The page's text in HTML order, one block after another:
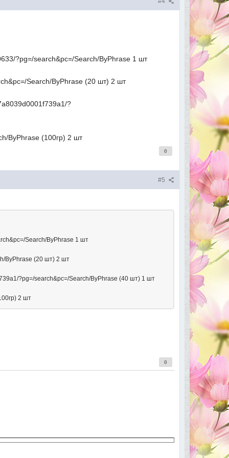
?pg=/search&pc=/Search/ByPhrase 1 шт
Search/ByPhrase (20 шт) 2 шт
?
ByPhrase (100гр) 2 шт
0
#5
Search/ByPhrase 1 шт
ByPhrase (20 шт) 2 шт
?pg=/search&pc=/Search/ByPhrase (40 шт) 1 шт
2 шт
0